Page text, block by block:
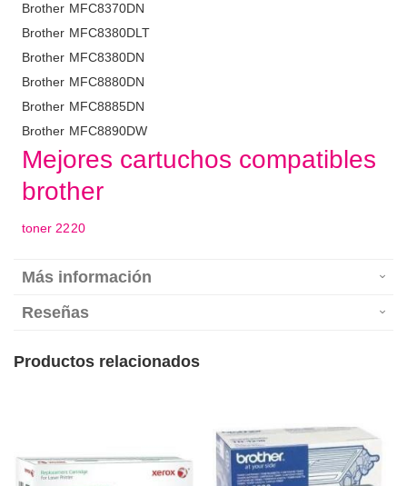
Brother MFC8370DN
Brother MFC8380DLT
Brother MFC8380DN
Brother MFC8880DN
Brother MFC8885DN
Brother MFC8890DW
Mejores cartuchos compatibles
brother
toner 2220
Más información
Reseñas
Productos relacionados